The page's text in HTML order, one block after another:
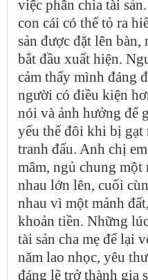
việc phân chia tài
con cái có thể tỏ ra
sản được đặt lên
bắt đầu xuất hiện.
cảm thấy mình đáng
người có điều kiện
nói và ảnh hưởng để
yếu thế đôi khi bị
tranh đấu. Anh chị
mâm, ngủ chung một
nhau lớn lên, cuối
nhau vì một mảnh
khoản tiền. Những
tài sản cha mẹ để lại
năm lao nhọc, yêu
đáng lẽ trở thành gia